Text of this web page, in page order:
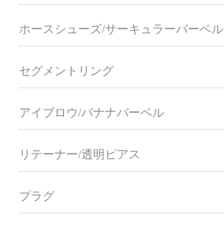
ホースシューズ/サーキュラーバーベル
セグメントリング
アイブロウ/バナナバーベル
リテーナー/透明ピアス
プラグ